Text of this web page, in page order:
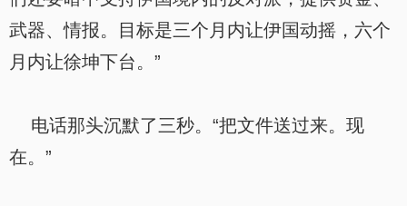
武器、情报。目标是三个月内让伊国动摇，六个
月内让徐坤下台。”
电话那头沉默了三秒。“把文件送过来。现
在。”